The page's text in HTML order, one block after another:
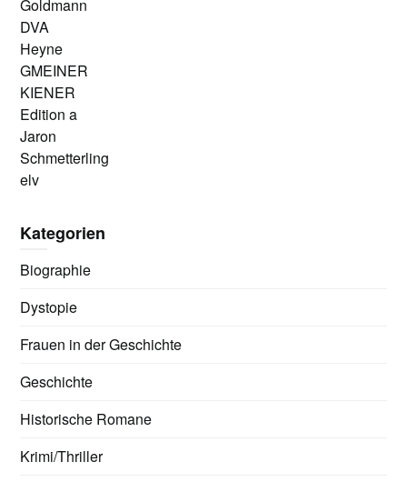
Goldmann
DVA
Heyne
GMEINER
KIENER
Edition a
Jaron
Schmetterling
elv
Kategorien
Biographie
Dystopie
Frauen in der Geschichte
Geschichte
Historische Romane
Krimi/Thriller